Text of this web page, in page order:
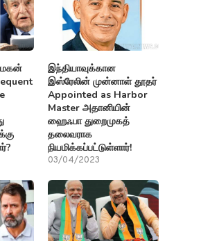
இந்தியாவுக்கான
இஸ்ரேலின் முன்னாள் தூதர்
Appointed as Harbor
Master அதானியின்
ஹைஃபா துறைமுகத்
தலைவராக
நியமிக்கப்பட்டுள்ளார்!
03/04/2023